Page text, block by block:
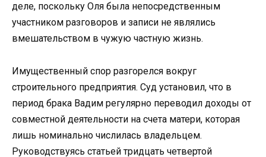
деле, поскольку Оля была непосредственным
участником разговоров и записи не являлись
вмешательством в чужую частную жизнь.
Имущественный спор разгорелся вокруг
строительного предприятия. Суд установил, что в
период брака Вадим регулярно переводил доходы от
совместной деятельности на счета матери, которая
лишь номинально числилась владельцем.
Руководствуясь статьей тридцать четвертой